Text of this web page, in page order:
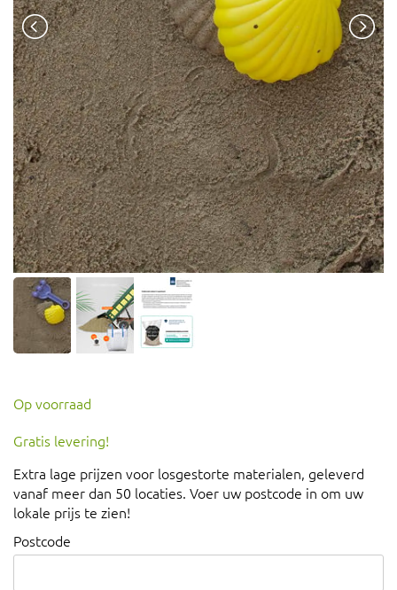
Op voorraad
Gratis levering!
Extra lage prijzen voor losgestorte materialen, geleverd
vanaf meer dan 50 locaties. Voer uw postcode in om uw
lokale prijs te zien!
Postcode